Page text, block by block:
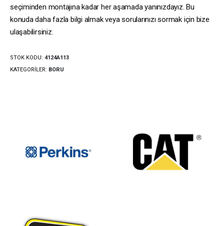
seçiminden montajına kadar her aşamada yanınızdayız. Bu
konuda daha fazla bilgi almak veya sorularınızı sormak için bize
ulaşabilirsiniz.
STOK KODU: 4124A113
KATEGORILER: BORU